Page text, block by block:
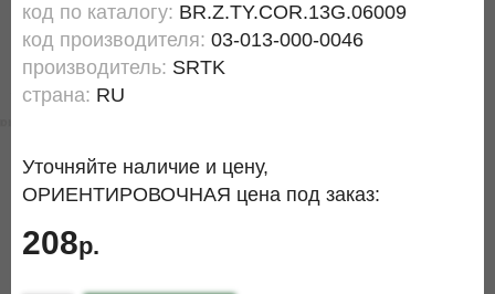
код по каталогу: BR.Z.TY.COR.13G.06009
код производителя: 03-013-000-0046
производитель: SRTK
страна: RU
Уточняйте наличие и цену,
ОРИЕНТИРОВОЧНАЯ цена под заказ:
208р.